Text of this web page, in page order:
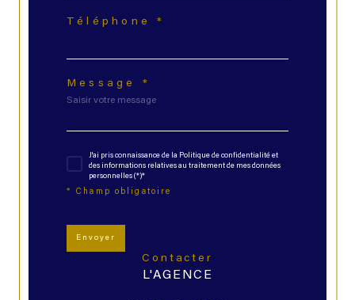
Téléphone *
Message *
J'ai pris connaissance de la Politique de confidentialité et
des informations relatives au traitement de mes données
personnelles (*)*
* Champ obligatoire
Envoyer
contacter
L'AGENCE